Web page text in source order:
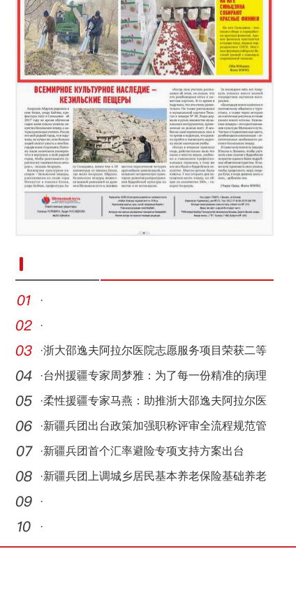
·
·
·浙大邵逸夫阿拉尔医院志愿服务项目荣获二等
奖
·台州援疆专家周梦雅：为了每一份精准的病理
报告出
·柔性援疆专家马燕：助推浙大邵逸夫阿拉尔医
院介入
·新疆兵团出台政策加强职称评审全流程规范管
理
·新疆兵团首个汇率避险专项支持方案出台
·新疆兵团上调城乡居民基本养老保险基础养老
金
·
·